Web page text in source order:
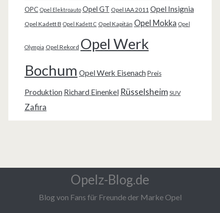
OPC Opel Elektroauto Opel GT Opel IAA 2011 Opel Insignia
Opel Kadett B Opel Kadett C Opel Kapitän Opel Mokka Opel
Olympia Opel Rekord Opel Werk
Bochum Opel Werk Eisenach Preis
Produktion Richard Einenkel Rüsselsheim SUV
Zafira
Opelz-Blog.de
Blog von Fans für Freunde der Marke Opel